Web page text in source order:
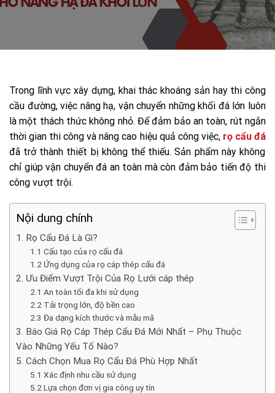
Trong lĩnh vực xây dựng, khai thác khoáng sản hay thi công
cầu đường, việc nâng hạ, vận chuyển những khối đá lớn luôn
là một thách thức không nhỏ. Để đảm bảo an toàn, rút ngắn
thời gian thi công và nâng cao hiệu quả công việc, rọ cẩu đá
đã trở thành thiết bị không thể thiếu. Sản phẩm này không
chỉ giúp vận chuyển đá an toàn mà còn đảm bảo tiến độ thi
công vượt trội.
Nội dung chính
1. Rọ Cẩu Đá Là Gì?
1.1 Cấu tạo của rọ cẩu đá
1.2 Ứng dụng của rọ cáp thép cẩu đá
2. Ưu Điểm Vượt Trội Của Rọ Lưới cáp thép
2.1 An toàn tối đa khi sử dụng
2.2 Tải trọng lớn, độ bền cao
2.3 Đa dạng kích thước và mẫu mã
3. Báo Giá Rọ Cáp Thép Cẩu Đá Mới Nhất – Phụ Thuộc
Vào Những Yếu Tố Nào?
5. Cách Chọn Mua Rọ Cẩu Đá Phù Hợp Nhất
5.1 Xác định nhu cầu sử dụng
5.2 Lựa chọn đơn vị gia công uy tín